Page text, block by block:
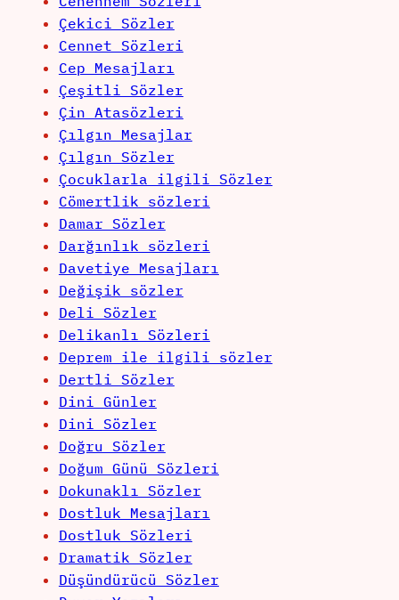
Çekici Sözler
Cennet Sözleri
Cep Mesajları
Çeşitli Sözler
Çin Atasözleri
Çılgın Mesajlar
Çılgın Sözler
Çocuklarla ilgili Sözler
Cömertlik sözleri
Damar Sözler
Darğınlık sözleri
Davetiye Mesajları
Değişik sözler
Deli Sözler
Delikanlı Sözleri
Deprem ile ilgili sözler
Dertli Sözler
Dini Günler
Dini Sözler
Doğru Sözler
Doğum Günü Sözleri
Dokunaklı Sözler
Dostluk Mesajları
Dostluk Sözleri
Dramatik Sözler
Düşündürücü Sözler